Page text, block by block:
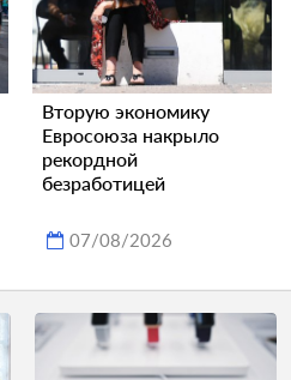
Вторую экономику
Евросоюза накрыло
рекордной
безработицей
07/08/2026